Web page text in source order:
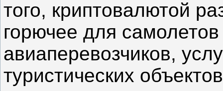
того, криптовалютой
горючее для
авиаперевозчиков,
туристических